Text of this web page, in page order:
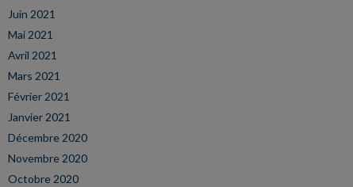
Juin 2021
Mai 2021
Avril 2021
Mars 2021
Février 2021
Janvier 2021
Décembre 2020
Novembre 2020
Octobre 2020